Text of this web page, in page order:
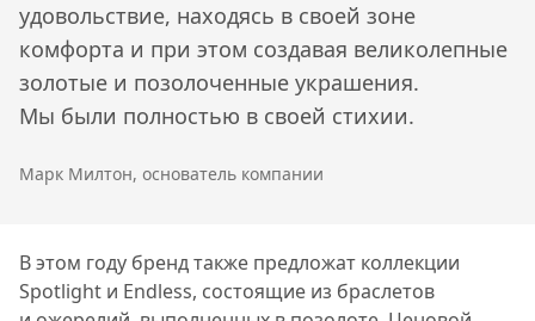
удовольствие, находясь в своей зоне
комфорта и при этом создавая великолепные
золотые и позолоченные украшения.
Мы были полностью в своей стихии.
Марк Милтон, основатель компании
В этом году бренд также предложат коллекции
Spotlight и Endless, состоящие из браслетов